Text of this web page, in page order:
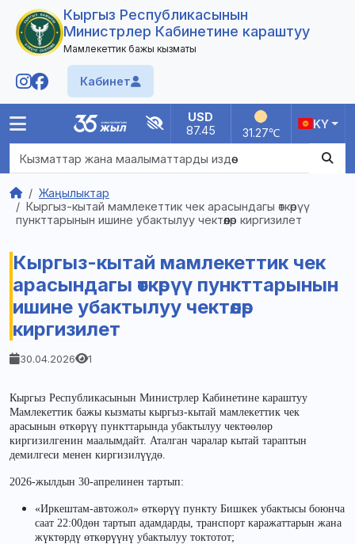
Кыргыз Республикасынын
Министрлер Кабинетине караштуу
Мамлекеттик бажы кызматы
Кабинет
Башкы
Юридикалык жактар ​​үчүн
Жеке жактар үчүн
Байланыштар
Жаңылыктар
FAQ
USD
87.45
31.27℃
KY
Жаңылыктар
Кыргыз-кытай мамлекеттик чек арасындагы өткөрүү
пункттарынын ишине убактылуу чектөөлөр киргизилет
Кыргыз-кытай мамлекеттик чек
арасындагы өткөрүү пункттарынын
ишине убактылуу чектөөлөр
киргизилет
30.04.2026 1
Кыргыз Республикасынын Министрлер Кабинетине караштуу
Мамлекеттик бажы кызматы кыргыз-кытай мамлекеттик чек
арасынын өткөрүү пункттарында убактылуу чектөөлөр
киргизилгенин маалымдайт. Аталган чаралар кытай тараптын
демилгеси менен киргизилүүдө.
2026-жылдын 30-апрелинен тартып:
«Иркештам-автожол» өткөрүү пункту Бишкек убактысы боюнча
саат 22:00дөн тартып адамдарды, транспорт каражаттарын жана
жүктөрдү өткөрүүнү убактылуу токтотот;